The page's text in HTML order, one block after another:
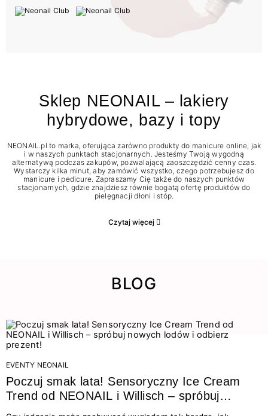
Sklep NEONAIL – lakiery
hybrydowe, bazy i topy
NEONAIL.pl to marka, oferująca zarówno produkty do manicure online, jak
i w naszych punktach stacjonarnych. Jesteśmy Twoją wygodną
alternatywą podczas zakupów, pozwalającą zaoszczędzić cenny czas.
Wystarczy kilka minut, aby zamówić wszystko, czego potrzebujesz do
manicure i pedicure. Zapraszamy Cię także do naszych punktów
stacjonarnych, gdzie znajdziesz równie bogatą ofertę produktów do
pielęgnacji dłoni i stóp.
Czytaj więcej
BLOG
EVENTY NEONAIL
Poczuj smak lata! Sensoryczny Ice Cream
Trend od NEONAIL i Willisch – spróbuj
nowych lodów i odbierz prezent!